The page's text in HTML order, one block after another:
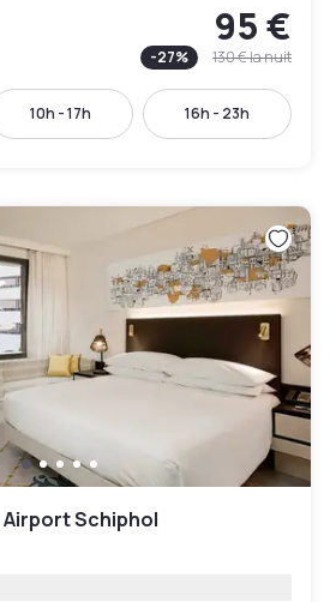
95 €
-27% 130 €la nuit
10h - 17h 16h - 23h
Schiphol